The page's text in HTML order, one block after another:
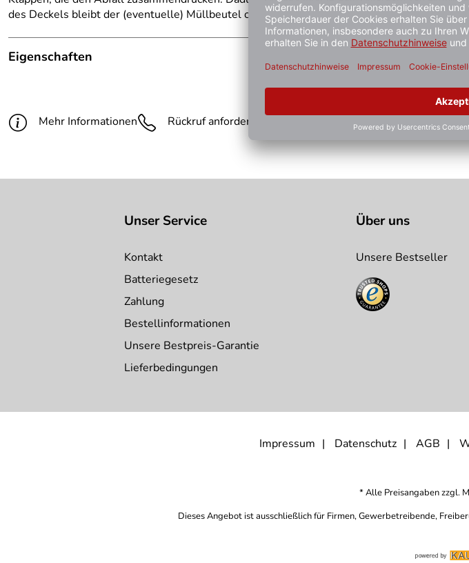
des Deckels bleibt der (eventuelle) Müllbeutel ordentlich verborgen.
Eigenschaften
Die abgebildete Ware ist beispielhaft zu verstehen und stellt
Volumen:
32 l
Breite:
250 mm
Mehr Informationen Rückruf anfordern Günstiger gesehen?
Unser Service
Kontakt
Batteriegesetz
Zahlung
Bestellinformationen
Unsere Bestpreis-Garantie
Lieferbedingungen
Über uns
Unsere Bestseller
Impressum Datenschutz AGB
* Alle Preisangaben zzgl.
Dieses Angebot ist ausschließlich für Firmen, Gewerbetreibende,